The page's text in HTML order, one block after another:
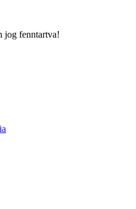
fenntartva!